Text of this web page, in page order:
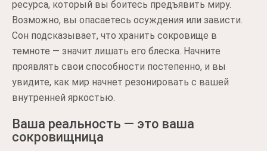
ресурса, который вы боитесь предъявить миру.
Возможно, вы опасаетесь осуждения или зависти.
Сон подсказывает, что хранить сокровище в
темноте — значит лишать его блеска. Начните
проявлять свои способности постепенно, и вы
увидите, как мир начнет резонировать с вашей
внутренней яркостью.
Ваша реальность — это ваша
сокровищница